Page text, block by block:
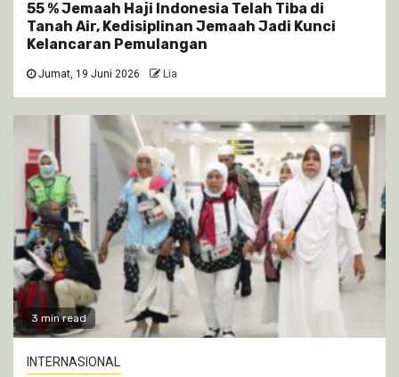
55 % Jemaah Haji Indonesia Telah Tiba di
Tanah Air, Kedisiplinan Jemaah Jadi Kunci
Kelancaran Pemulangan
Jumat, 19 Juni 2026 Lia
3 min read
INTERNASIONAL